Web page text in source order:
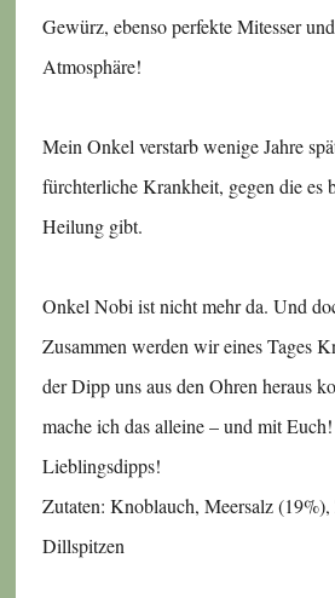
Gewürz, ebenso perfekte Mitesser
Atmosphäre!
Mein Onkel verstarb wenige Jahre
fürchterliche Krankheit, gegen die es
Heilung gibt.
Onkel Nobi ist nicht mehr da. Und
Zusammen werden wir eines Tages
der Dipp uns aus den Ohren heraus
mache ich das alleine – und mit
Lieblingsdipps!
Zutaten: Knoblauch, Meersalz
Dillspitzen